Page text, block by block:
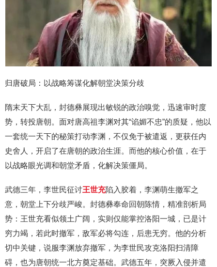
归唐破局：以战略筹谋化解朝堂决策分歧
隋末天下大乱，封德彝展现出敏锐的政治嗅觉，迅速审时度
势，转投唐朝。面对唐高祖李渊对其“谄媚不忠”的质疑，他以
一套统一天下的秘策打动李渊，不仅免于被遣返，更获任内
史舍人，开启了在唐朝的政治生涯。而他的核心价值，在于
以战略眼光调和朝堂矛盾，化解决策僵局。
武德三年，李世民征讨王世充陷入胶着，李渊萌生撤军之
意，朝堂上下分歧严峻。封德彝奉命回朝陈情，精准剖析局
势：王世充看似领土广阔，实则仅能掌控洛阳一城，已是计
穷力竭，若此时撤军，敌军必将勾连，后患无穷。他的分析
切中关键，说服李渊放弃撤军，为李世民攻克洛阳扫清障
碍，也为唐朝统一北方奠定基础。武德五年，突厥入侵并遣